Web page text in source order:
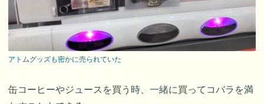
アトムグッズも密かに売られていた
缶コーヒーやジュースを買う時、一緒に買ってコバラを満